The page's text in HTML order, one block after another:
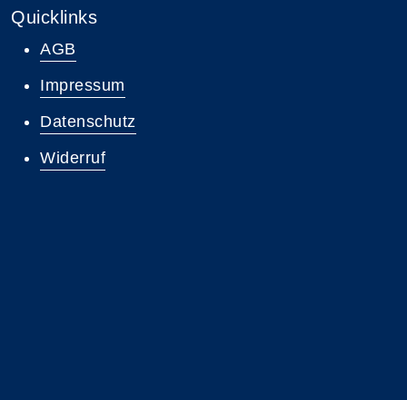
Quicklinks
AGB
Impressum
Datenschutz
Widerruf